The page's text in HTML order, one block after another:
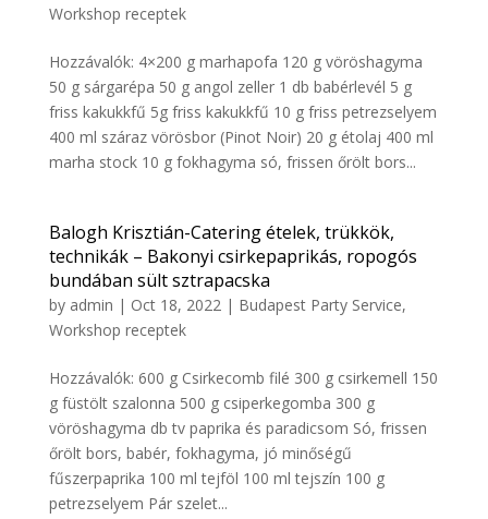
Workshop receptek
Hozzávalók: 4×200 g marhapofa 120 g vöröshagyma
50 g sárgarépa 50 g angol zeller 1 db babérlevél 5 g
friss kakukkfű 5g friss kakukkfű 10 g friss petrezselyem
400 ml száraz vörösbor (Pinot Noir) 20 g étolaj 400 ml
marha stock 10 g fokhagyma só, frissen őrölt bors...
Balogh Krisztián-Catering ételek, trükkök,
technikák – Bakonyi csirkepaprikás, ropogós
bundában sült sztrapacska
by admin | Oct 18, 2022| Budapest Party Service,
Workshop receptek
Hozzávalók: 600 g Csirkecomb filé 300 g csirkemell 150
g füstölt szalonna 500 g csiperkegomba 300 g
vöröshagyma db tv paprika és paradicsom Só, frissen
őrölt bors, babér, fokhagyma, jó minőségű
fűszerpaprika 100 ml tejföl 100 ml tejszín 100 g
petrezselyem Pár szelet...